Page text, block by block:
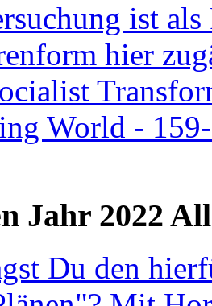
ist
hier
World -
Jahr 2022
Du den